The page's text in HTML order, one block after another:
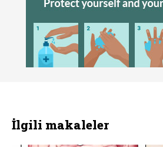
İlgili makaleler